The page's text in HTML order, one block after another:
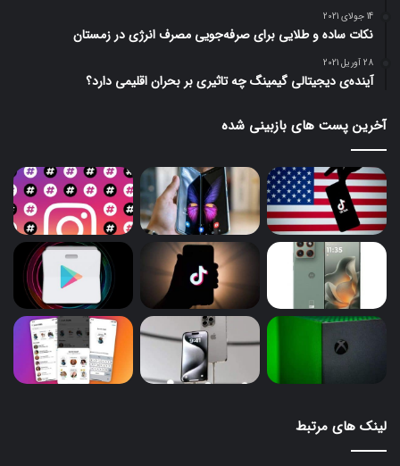
14 جولای 2021
نکات ساده و طلایی برای صرفه‌جویی مصرف انرژی در زمستان
28 آوریل 2021
آینده‌ی دیجیتالی گیمینگ چه تاثیری بر بحران اقلیمی دارد؟
آخرین پست های بازبینی شده
لینک های مرتبط